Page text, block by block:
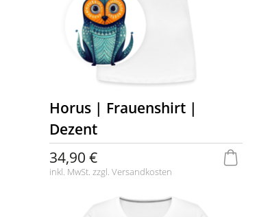
Horus | Frauenshirt |
Dezent
34,90 €
inkl. MwSt. zzgl. Versandkosten